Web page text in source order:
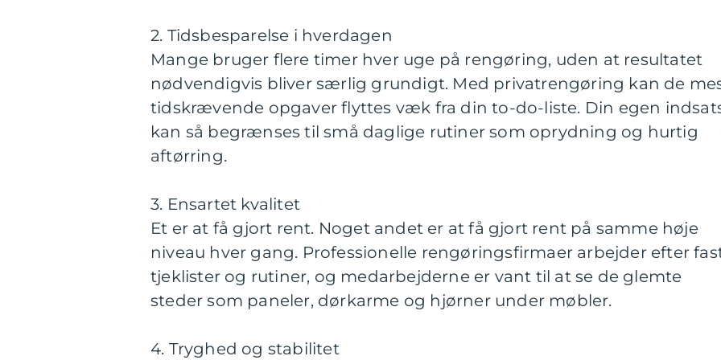
2. Tidsbesparelse i hverdagen
Mange bruger flere timer hver uge på rengøring, uden at resultatet
nødvendigvis bliver særlig grundigt. Med privatrengøring kan de
tidskrævende opgaver flyttes væk fra din to-do-liste. Din egen
kan så begrænses til små daglige rutiner som oprydning og hurtig
aftørring.
3. Ensartet kvalitet
Et er at få gjort rent. Noget andet er at få gjort rent på samme høje
niveau hver gang. Professionelle rengøringsfirmaer arbejder efter
tjeklister og rutiner, og medarbejderne er vant til at se de glemte
steder som paneler, dørkarme og hjørner under møbler.
4. Tryghed og stabilitet